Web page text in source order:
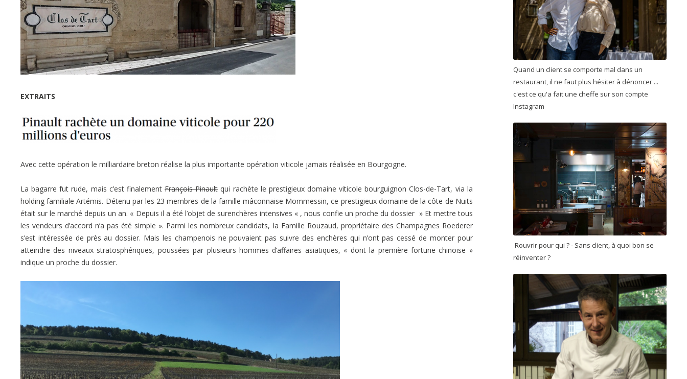
EXTRAITS
Avec cette opération le milliardaire breton réalise la plus importante opération viticole jamais réalisée en Bourgogne.
La bagarre fut rude, mais c’est finalementFrançois Pinaultqui rachète le prestigieux domaine viticole bourguignon Clos-de-Tart, via la
holding familiale Artémis. Détenu par les 23 membres de la famille mâconnaise Mommessin, ce prestigieux domaine de la côte de Nuits
était sur le marché depuis un an. « Depuis il a été l’objet de surenchères intensives « , nous confie un proche du dossier » Et mettre tous
les vendeurs d’accord n’a pas été simple ». Parmi les nombreux candidats, la Famille Rouzaud, propriétaire des Champagnes Roederer
s’est intéressée de près au dossier. Mais les champenois ne pouvaient pas suivre des enchères qui n’ont pas cessé de monter pour
atteindre des niveaux stratosphériques, poussées par plusieurs hommes d’affaires asiatiques, « dont la première fortune chinoise »
indique un proche du dossier.
Quand un client se comporte mal dans un
restaurant, il ne faut plus hésiter à dénoncer ...
c'est ce qu'a fait une cheffe sur son compte
Instagram
Rouvrir pour qui ? - Sans client, à quoi bon se
réinventer ?